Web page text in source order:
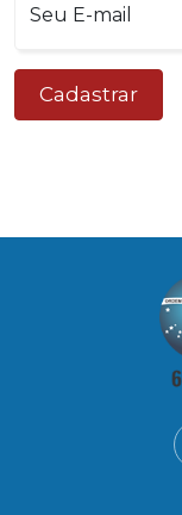
Seu E-mail
Cadastrar